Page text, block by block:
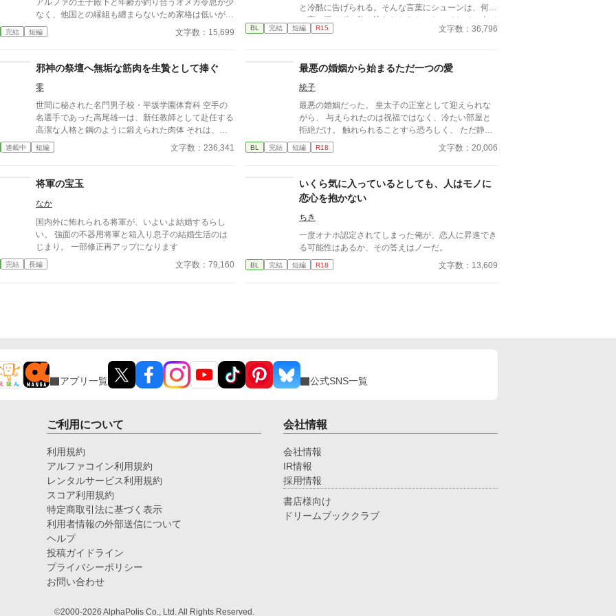
アルファの王子殿下と年齢が釣り合うオメガ令息が少
なく、他国との縁組も纏まらないため家格は低いが繋
ぎとして一応婚約をしている。王子のことは兄のよう
に慕っており、初恋の人ではあるけれど、契約終了時
えていた。ところが婚約解消時期の直前に王子宮に軟
禁された。結婚を承諾するまでここから出さないと王
子から溢れるほどの愛を与えられる。ハッピーエンド
オメガバースBLです。
完結 短編 文字数：15,699
と冷酷に告げられる。そんな言葉にシューンは、何一
つ言い返せず、飲み込むしかなかった。そして、夫で
あるアインス・キールに離婚を切り出すが、アインス
BL 完結 短編 R15 文字数：36,796
邪神の祭壇へ無垢な筋肉を生贄として捧ぐ
零
世間に秘された名門男子校・平坂学園体育科 空手の
名選手であった高尾雄一は、新任教師として赴任する
高潔な人格と鋼のように鍛えられた肉体 それは、学
園にとって最高の生贄の候補に他ならなかった 至高
の筋肉を持つ、精神を削られ意志をなくした青年を太
躍する 意志をなくし筋肉の操り人形と化した“デク”
ァンタジー
連載中 短編 文字数：236,341
最悪の婚姻から始まるただ一つの愛
統子
最悪の婚姻だった。 皇太子の正室として迎えられな
がら、 与えられたのは祝福ではなく、冷たい部屋と
拒絶だけ。 触れられることすら恐ろしく、 ただ静か
に時間が過ぎるのを待つしかなかった。 けれど——
差し出された手は、思っていたものとは違っていた。
確かめるように、少しずつ距離を縮めてくる。 気づ
けば、隣に座ることが当たり前になり、 言葉を交わ
す時間が、夜の習慣になっていた。 触れられるたび
に怖さは消え、 代わりに残るのは、離れがたい温も
り。 これは、最悪の婚姻から始まった関係が、 やが
て“ただ一人”へと変わっていく物語。 望まれなかった
はずのはじまりが、 いつしか、何よりも大切なもの
になるまでの—— 静かで、優しい、溺れるような愛
BL 完結 短編 R18 文字数：20,006
将軍の宝玉
なか
国内外に怖れられる将軍が、いよいよ結婚するらし
い。 強面の不器用将軍と箱入り息子の結婚生活のは
じまり。 一部修正再アップになります
完結 長編 文字数：79,160
いくら気に入っているとしても、人はモノに
恋心を抱かない
ちき
一度オナホ認定されてしまった俺が、恋人に昇進でき
る可能性はあるか、その答えはノーだ。
BL 完結 短編 R18 文字数：13,609
アプリ一覧 公式SNS一覧
ご利用について
利用規約
アルファコイン利用規約
レンタルサービス利用規約
スコア利用規約
特定商取引法に基づく表示
利用者情報の外部送信について
ヘルプ
投稿ガイドライン
プライバシーポリシー
お問い合わせ
会社情報
会社情報
IR情報
採用情報
書店様向け
ドリームブッククラブ
©2000-2026 AlphaPolis Co., Ltd. All Rights Reserved.